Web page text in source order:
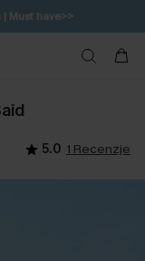
Must have>>
5.0 1 Recenzje